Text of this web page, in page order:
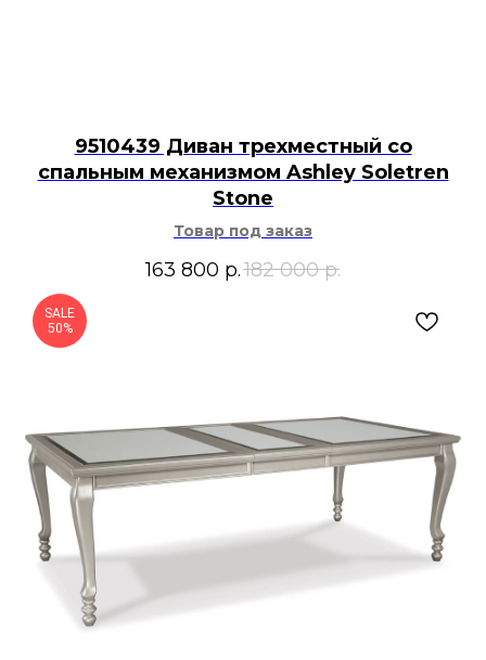
9510439 Диван трехместный со
спальным механизмом Ashley Soletren
Stone
Товар под заказ
163 800 р.182 000 р.
SALE
50%